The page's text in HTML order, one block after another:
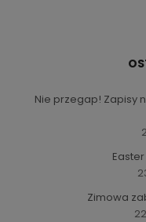
Nie przegap! Zapisy
Zimowa